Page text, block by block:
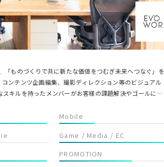
ンテンツ企画編集、撮影ディレクション等のビジュアル
キルを持ったメンバーがお客様の課題解決やゴールに向
により、高い次元でのコミュニケーションデザインを遂
コミュニケーションの進化をデザインする。それがエヴォワークスです。
Mobile
Game / Media / EC
PROMOTION